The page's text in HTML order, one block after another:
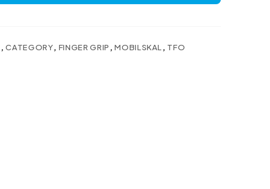
,CATEGORY, FINGER GRIP ,MOBILSKAL , TFO